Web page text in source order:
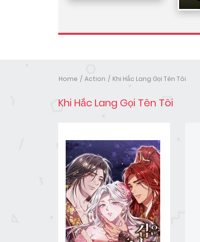
Home Action Khi Hắc Lang Gọi Tên Tôi
Khi Hắc Lang Gọi Tên Tôi